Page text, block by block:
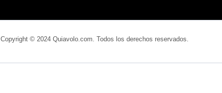
Copyright © 2024 Quiavolo.com. Todos los derechos reservados.